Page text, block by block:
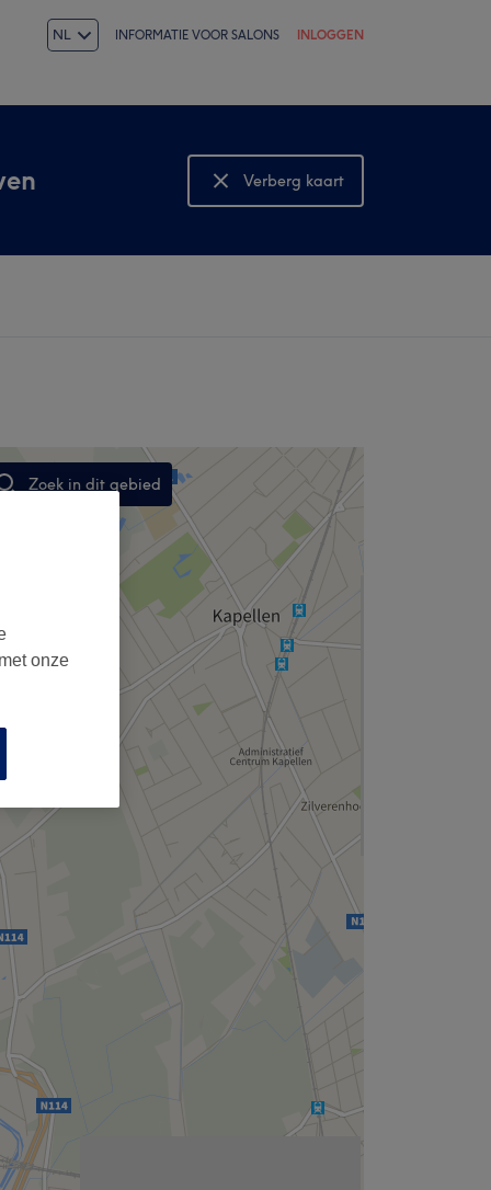
NL INFORMATIE VOOR SALONS INLOGGEN
Verberg kaart
Bekijk kaart
Zoek in dit gebied
onze